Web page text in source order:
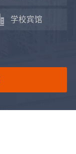
学校宾馆